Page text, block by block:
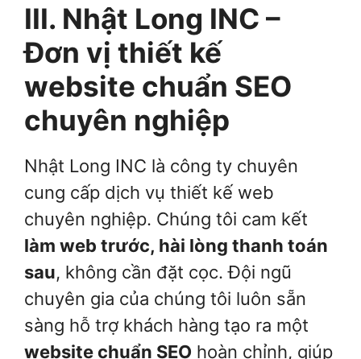
III. Nhật Long INC –
Đơn vị thiết kế
website chuẩn SEO
chuyên nghiệp
Nhật Long INC là công ty chuyên
cung cấp dịch vụ thiết kế web
chuyên nghiệp. Chúng tôi cam kết
làm web trước, hài lòng thanh toán
sau, không cần đặt cọc. Đội ngũ
chuyên gia của chúng tôi luôn sẵn
sàng hỗ trợ khách hàng tạo ra một
website chuẩn SEO hoàn chỉnh, giúp